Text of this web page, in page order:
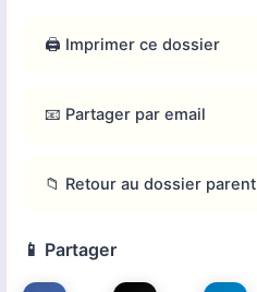
🖨️ Imprimer ce dossier
📧 Partager par email
📁 Retour au dossier parent
📱 Partager